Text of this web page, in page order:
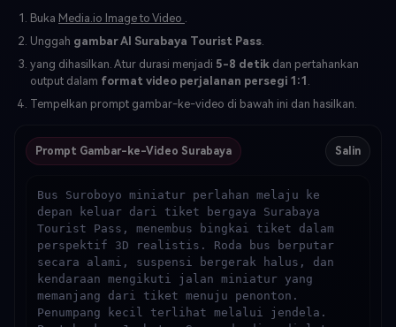
Buka Media.io Image to Video
Unggah gambar AI Surabaya Tourist Pass
yang dihasilkan. Atur durasi menjadi 5-8 detik dan pertahankan
output dalam format video perjalanan persegi 1:1
Tempelkan prompt gambar-ke-video di bawah ini dan hasilkan.
Prompt Gambar-ke-Video Surabaya Salin
Bus Suroboyo miniatur perlahan melaju ke
depan keluar dari tiket bergaya Surabaya
Tourist Pass, menembus bingkai tiket dalam
perspektif 3D realistis. Roda bus berputar
secara alami, suspensi bergerak halus, dan
kendaraan mengikuti jalan miniatur yang
memanjang dari tiket menuju penonton.
Penumpang kecil terlihat melalui jendela.